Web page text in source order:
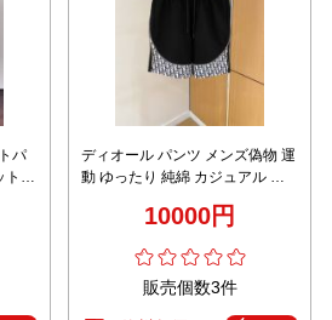
パ
ト付
ディオール パンツ メンズ偽物 運
動 ゆったり 純綿 カジュアル シ
10000円
販売個数3件